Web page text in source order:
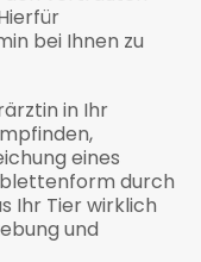
bei Ihnen zu
in Ihr
eines
durch
Ihr Tier wirklich
und